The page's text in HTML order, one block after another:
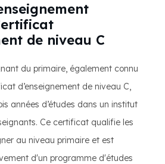
de niveau C
du primaire, également connu
d’enseignement de niveau C,
années d’études dans un institut
Ce certificat qualifie les
au niveau primaire et est
d'un programme d'études